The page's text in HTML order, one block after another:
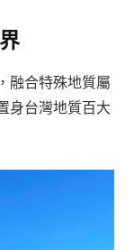
融合特殊地質屬
身台灣地質百大